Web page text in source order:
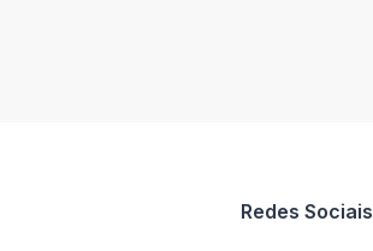
Redes Sociais